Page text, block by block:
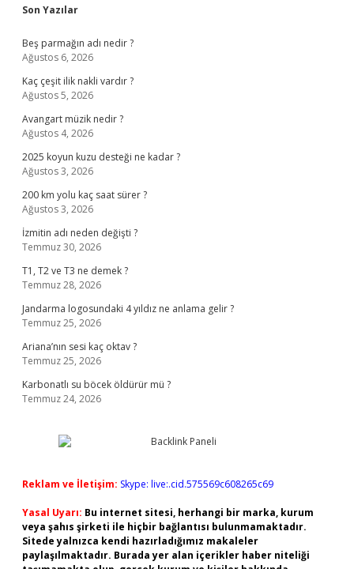
Sidebar
Son Yazılar
Beş parmağın adı nedir ?
Ağustos 6, 2026
Kaç çeşit ilik nakli vardır ?
Ağustos 5, 2026
Avangart müzik nedir ?
Ağustos 4, 2026
2025 koyun kuzu desteği ne kadar ?
Ağustos 3, 2026
200 km yolu kaç saat sürer ?
Ağustos 3, 2026
İzmitin adı neden değişti ?
Temmuz 30, 2026
T1, T2 ve T3 ne demek ?
Temmuz 28, 2026
Jandarma logosundaki 4 yıldız ne anlama gelir ?
Temmuz 25, 2026
Ariana’nın sesi kaç oktav ?
Temmuz 25, 2026
Karbonatlı su böcek öldürür mü ?
Temmuz 24, 2026
Reklam ve İletişim: Skype: live:.cid.575569c608265c69
Yasal Uyarı: Bu internet sitesi, herhangi bir marka, kurum
veya şahıs şirketi ile hiçbir bağlantısı bulunmamaktadır.
Sitede yalnızca kendi hazırladığımız makaleler
paylaşılmaktadır. Burada yer alan içerikler haber niteliği